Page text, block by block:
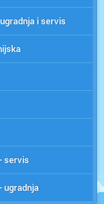
i servis
servis
ugradnja